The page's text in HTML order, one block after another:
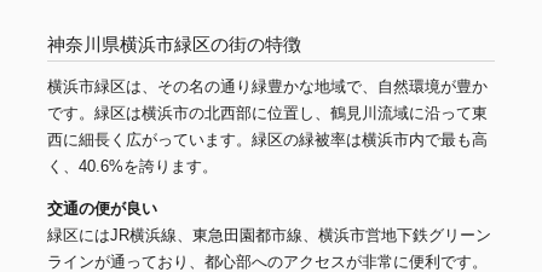
神奈川県横浜市緑区の街の特徴
横浜市緑区は、その名の通り緑豊かな地域で、自然環境が豊か
です。緑区は横浜市の北西部に位置し、鶴見川流域に沿って東
西に細長く広がっています。緑区の緑被率は横浜市内で最も高
く、40.6%を誇ります。
交通の便が良い
緑区にはJR横浜線、東急田園都市線、横浜市営地下鉄グリーン
ラインが通っており、都心部へのアクセスが非常に便利です。